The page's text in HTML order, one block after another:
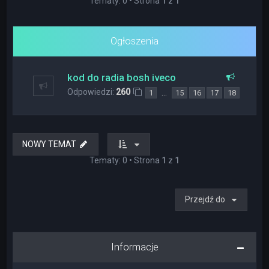
Ogłoszenia
kod do radia bosh iveco
Odpowiedzi: 260 1 … 15 16 17 18
NOWY TEMAT
Tematy: 0 • Strona 1 z 1
Przejdź do
Informacje